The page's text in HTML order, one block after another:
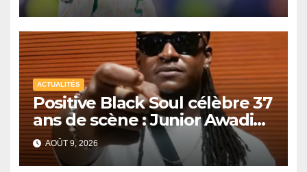
ACTUALITÉS
Positive Black Soul célèbre 37
ans de scène : Junior Awadi
face à un héritage
générationnel
AOÛT 9, 2026